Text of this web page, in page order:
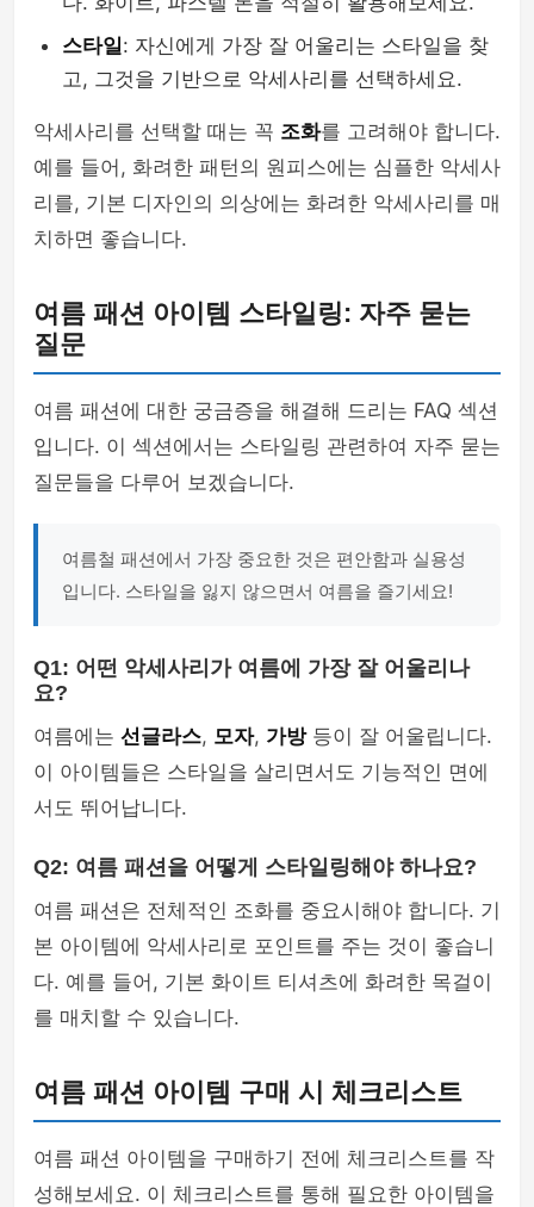
스타일: 자신에게 가장 잘 어울리는 스타일을 찾
고, 그것을 기반으로 악세사리를 선택하세요.
악세사리를 선택할 때는 꼭 조화를 고려해야 합니다.
예를 들어, 화려한 패턴의 원피스에는 심플한 악세사
리를, 기본 디자인의 의상에는 화려한 악세사리를 매
치하면 좋습니다.
여름 패션 아이템 스타일링: 자주 묻는
질문
여름 패션에 대한 궁금증을 해결해 드리는 FAQ 섹션
입니다. 이 섹션에서는 스타일링 관련하여 자주 묻는
질문들을 다루어 보겠습니다.
여름철 패션에서 가장 중요한 것은 편안함과 실용성
입니다. 스타일을 잃지 않으면서 여름을 즐기세요!
Q1: 어떤 악세사리가 여름에 가장 잘 어울리나
요?
여름에는 선글라스, 모자, 가방등이 잘 어울립니다.
이 아이템들은 스타일을 살리면서도 기능적인 면에
서도 뛰어납니다.
Q2: 여름 패션을 어떻게 스타일링해야 하나요?
여름 패션은 전체적인 조화를 중요시해야 합니다. 기
본 아이템에 악세사리로 포인트를 주는 것이 좋습니
다. 예를 들어, 기본 화이트 티셔츠에 화려한 목걸이
를 매치할 수 있습니다.
여름 패션 아이템 구매 시 체크리스트
여름 패션 아이템을 구매하기 전에 체크리스트를 작
성해보세요. 이 체크리스트를 통해 필요한 아이템을